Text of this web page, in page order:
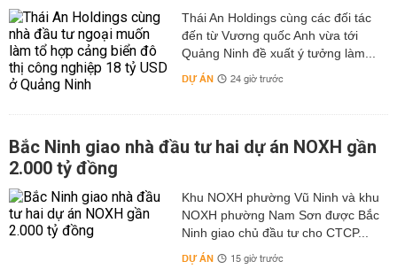
Thái An Holdings cùng các đối tác
đến từ Vương quốc Anh vừa tới
Quảng Ninh đề xuất ý tưởng làm...
DỰ ÁN 24 giờ trước
Bắc Ninh giao nhà đầu tư hai dự án NOXH gần
2.000 tỷ đồng
Khu NOXH phường Vũ Ninh và khu
NOXH phường Nam Sơn được Bắc
Ninh giao chủ đầu tư cho CTCP...
DỰ ÁN 15 giờ trước